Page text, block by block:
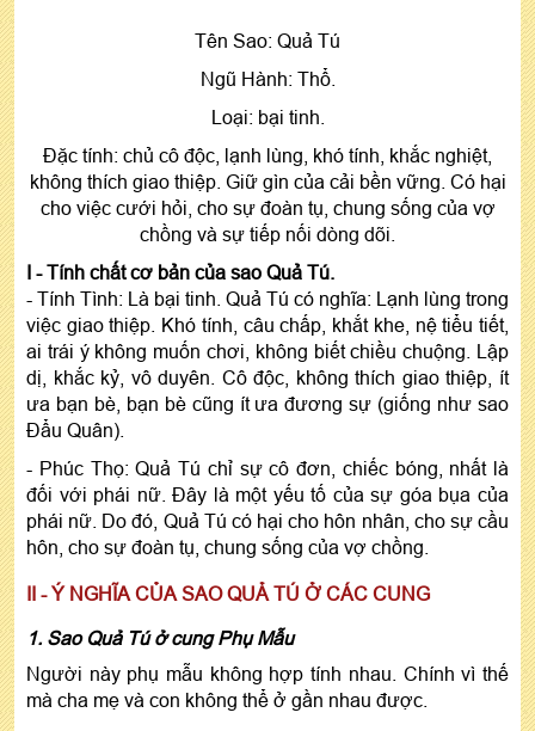
Tên Sao: Quả Tú
Ngũ Hành: Thổ.
Loại: bại tinh.
Đặc tính: chủ cô độc, lạnh lùng, khó tính, khắc nghiệt,
không thích giao thiệp. Giữ gìn của cải bền vững. Có hại
cho việc cưới hỏi, cho sự đoàn tụ, chung sống của vợ
chồng và sự tiếp nối dòng dõi.
I - Tính chất cơ bản của sao Quả Tú.
- Tính Tình: Là bại tinh. Quả Tú có nghĩa: Lạnh lùng trong
việc giao thiệp. Khó tính, câu chấp, khắt khe, nệ tiểu tiết,
ai trái ý không muốn chơi, không biết chiều chuộng. Lập
dị, khắc kỷ, vô duyên. Cô độc, không thích giao thiệp, ít
ưa bạn bè, bạn bè cũng ít ưa đương sự (giống như sao
Đẩu Quân).
- Phúc Thọ: Quả Tú chỉ sự cô đơn, chiếc bóng, nhất là
đối với phái nữ. Đây là một yếu tố của sự góa bụa của
phái nữ. Do đó, Quả Tú có hại cho hôn nhân, cho sự cầu
hôn, cho sự đoàn tụ, chung sống của vợ chồng.
II - Ý NGHĨA CỦA SAO QUẢ TÚ Ở CÁC CUNG
1. Sao Quả Tú ở cung Phụ Mẫu
Người này phụ mẫu không hợp tính nhau. Chính vì thế
mà cha mẹ và con không thể ở gần nhau được.